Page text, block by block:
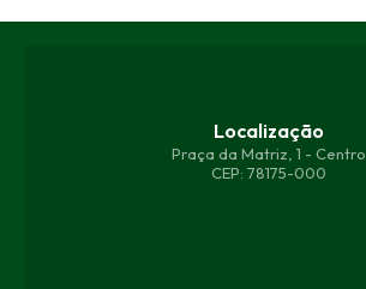
Localização
Praça da Matriz, 1 - Centro
CEP: 78175-000